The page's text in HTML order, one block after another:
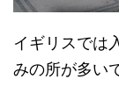
イギリスでは
みの所が多い